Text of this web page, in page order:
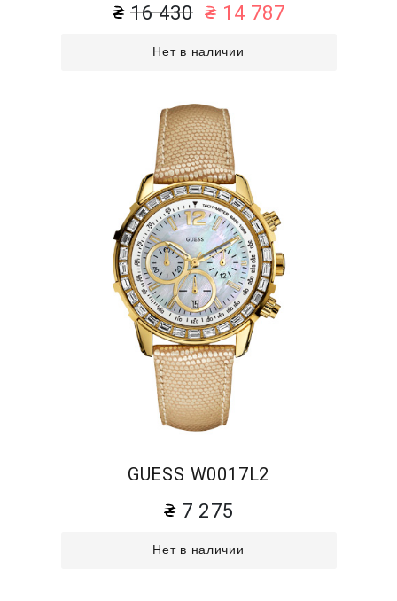
16 430 14 787
Нет в наличии
GUESS W0017L2
7 275
Нет в наличии